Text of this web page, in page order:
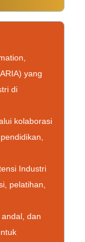
yang
di
kolaborasi
Industri
pelatihan,
dan